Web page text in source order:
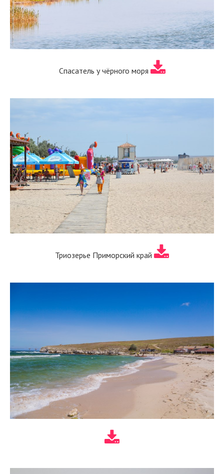
Спасатель у чёрного моря
Триозерье Приморский край